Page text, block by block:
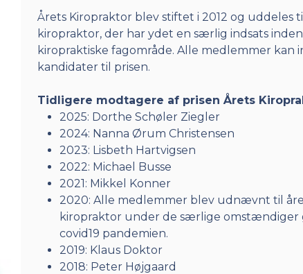
Årets Kiropraktor blev stiftet i 2012 og uddeles
kiropraktor, der har ydet en særlig indsats
kiropraktiske fagområde. Alle medlemmer kan
kandidater til prisen.
Tidligere modtagere af prisen Årets
2025: Dorthe Schøler Ziegler
2024: Nanna Ørum Christensen
2023: Lisbeth Hartvigsen
2022: Michael Busse
2021: Mikkel Konner
2020: Alle medlemmer blev udnævnt til
kiropraktor under de særlige
covid19 pandemien.
2019: Klaus Doktor
2018: Peter Højgaard